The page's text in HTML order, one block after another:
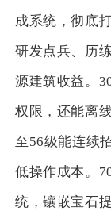
成系统，彻底
研发点兵、历
源建筑收益。
权限，还能离
至56级能连续
低操作成本。
统，镶嵌宝石